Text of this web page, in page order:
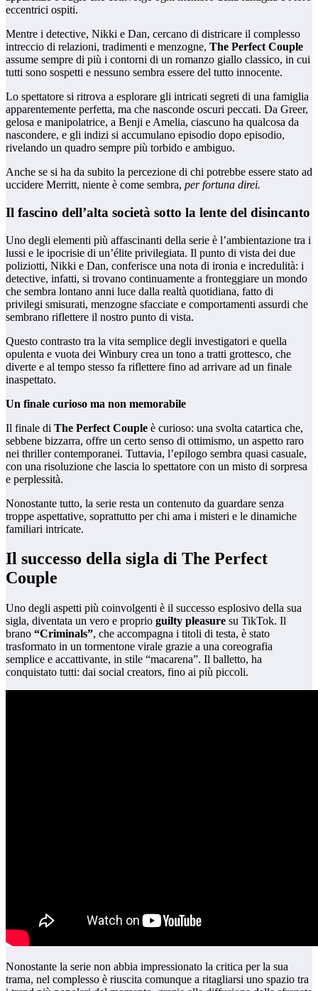
eccentrici ospiti.
Mentre i detective, Nikki e Dan, cercano di districare il complesso
intreccio di relazioni, tradimenti e menzogne, The Perfect Couple
assume sempre di più i contorni di un romanzo giallo classico, in cui
tutti sono sospetti e nessuno sembra essere del tutto innocente.
Lo spettatore si ritrova a esplorare gli intricati segreti di una famiglia
apparentemente perfetta, ma che nasconde oscuri peccati. Da Greer,
gelosa e manipolatrice, a Benji e Amelia, ciascuno ha qualcosa da
nascondere, e gli indizi si accumulano episodio dopo episodio,
rivelando un quadro sempre più torbido e ambiguo.
Anche se si ha da subito la percezione di chi potrebbe essere stato ad
uccidere Merritt, niente è come sembra, per fortuna direi.
Il fascino dell’alta società sotto la lente del disincanto
Uno degli elementi più affascinanti della serie è l’ambientazione tra i
lussi e le ipocrisie di un’élite privilegiata. Il punto di vista dei due
poliziotti, Nikki e Dan, conferisce una nota di ironia e incredulità: i
detective, infatti, si trovano continuamente a fronteggiare un mondo
che sembra lontano anni luce dalla realtà quotidiana, fatto di
privilegi smisurati, menzogne sfacciate e comportamenti assurdi che
sembrano riflettere il nostro punto di vista.
Questo contrasto tra la vita semplice degli investigatori e quella
opulenta e vuota dei Winbury crea un tono a tratti grottesco, che
diverte e al tempo stesso fa riflettere fino ad arrivare ad un finale
inaspettato.
Un finale curioso ma non memorabile
Il finale di The Perfect Couple è curioso: una svolta catartica che,
sebbene bizzarra, offre un certo senso di ottimismo, un aspetto raro
nei thriller contemporanei. Tuttavia, l’epilogo sembra quasi casuale,
con una risoluzione che lascia lo spettatore con un misto di sorpresa
e perplessità.
Nonostante tutto, la serie resta un contenuto da guardare senza
troppe aspettative, soprattutto per chi ama i misteri e le dinamiche
familiari intricate.
Il successo della sigla di The Perfect
Couple
Uno degli aspetti più coinvolgenti è il successo esplosivo della sua
sigla, diventata un vero e proprio guilty pleasure su TikTok. Il
brano “Criminals”, che accompagna i titoli di testa, è stato
trasformato in un tormentone virale grazie a una coreografia
semplice e accattivante, in stile “macarena”. Il balletto, ha
conquistato tutti: dai social creators, fino ai più piccoli.
Nonostante la serie non abbia impressionato la critica per la sua
trama, nel complesso è riuscita comunque a ritagliarsi uno spazio tra